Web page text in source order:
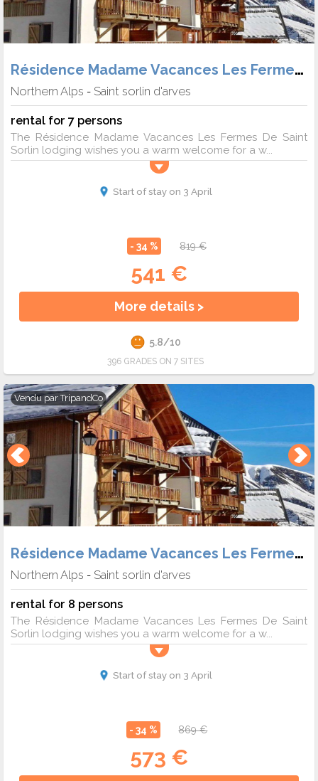
Résidence Madame Vacances Les Fermes de Saint Sorlin
Northern Alps - Saint sorlin d'arves
rental for 7 persons
The Résidence Madame Vacances Les Fermes De Saint
Sorlin lodging wishes you a warm welcome for a w...
Start of stay on 3 April
- 34 % 819 €
541 €
More details >
5.8/10
396 GRADES ON 7 SITES
Vendu parTripandCo
Résidence Madame Vacances Les Fermes de Saint Sorlin
Northern Alps - Saint sorlin d'arves
rental for 8 persons
The Résidence Madame Vacances Les Fermes De Saint
Sorlin lodging wishes you a warm welcome for a w...
Start of stay on 3 April
- 34 % 869 €
573 €